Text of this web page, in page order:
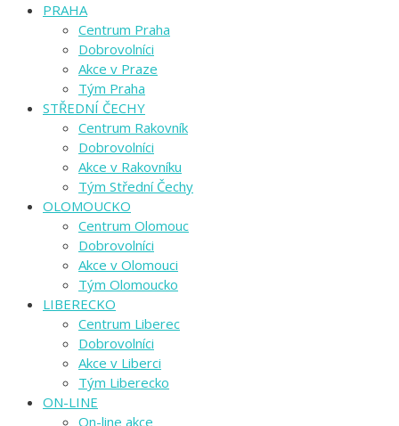
PRAHA
Centrum Praha
Dobrovolníci
Akce v Praze
Tým Praha
STŘEDNÍ ČECHY
Centrum Rakovník
Dobrovolníci
Akce v Rakovníku
Tým Střední Čechy
OLOMOUCKO
Centrum Olomouc
Dobrovolníci
Akce v Olomouci
Tým Olomoucko
LIBERECKO
Centrum Liberec
Dobrovolníci
Akce v Liberci
Tým Liberecko
ON-LINE
On-line akce